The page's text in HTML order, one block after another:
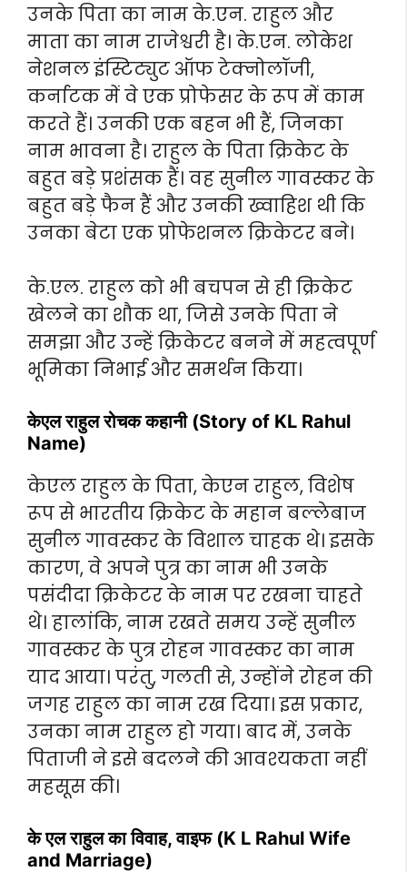
उनके पिता का नाम के.एन. राहुल और
माता का नाम राजेश्वरी है। के.एन. लोकेश
नेशनल इंस्टिट्युट ऑफ टेक्नोलॉजी,
कर्नाटक में वे एक प्रोफेसर के रूप में काम
करते हैं। उनकी एक बहन भी हैं, जिनका
नाम भावना है। राहुल के पिता क्रिकेट के
बहुत बड़े प्रशंसक हैं। वह सुनील गावस्कर के
बहुत बड़े फैन हैं और उनकी ख्वाहिश थी कि
उनका बेटा एक प्रोफेशनल क्रिकेटर बने।
के.एल. राहुल को भी बचपन से ही क्रिकेट
खेलने का शौक था, जिसे उनके पिता ने
समझा और उन्हें क्रिकेटर बनने में महत्वपूर्ण
भूमिका निभाई और समर्थन किया।
केएल राहुल रोचक कहानी (Story of KL Rahul
Name)
केएल राहुल के पिता, केएन राहुल, विशेष
रूप से भारतीय क्रिकेट के महान बल्लेबाज
सुनील गावस्कर के विशाल चाहक थे। इसके
कारण, वे अपने पुत्र का नाम भी उनके
पसंदीदा क्रिकेटर के नाम पर रखना चाहते
थे। हालांकि, नाम रखते समय उन्हें सुनील
गावस्कर के पुत्र रोहन गावस्कर का नाम
याद आया। परंतु, गलती से, उन्होंने रोहन की
जगह राहुल का नाम रख दिया। इस प्रकार,
उनका नाम राहुल हो गया। बाद में, उनके
पिताजी ने इसे बदलने की आवश्यकता नहीं
महसूस की।
के एल राहुल का विवाह, वाइफ (K L Rahul Wife
and Marriage)